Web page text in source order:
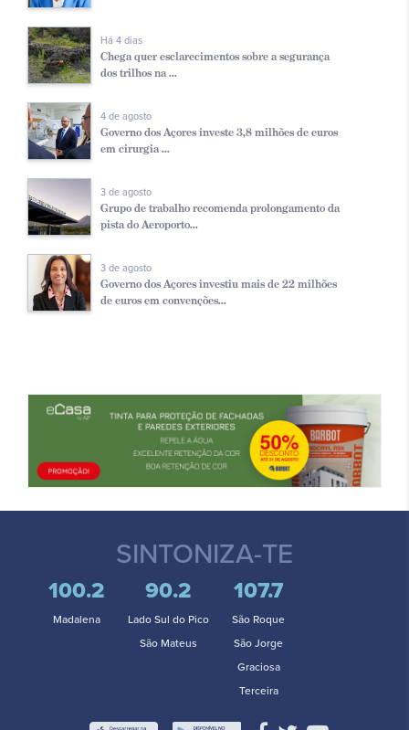
Há 4 dias
Chega quer esclarecimentos sobre a segurança
dos trilhos na ...
4 de agosto
Governo dos Açores investe 3,8 milhões de euros
em cirurgia ...
3 de agosto
Grupo de trabalho recomenda prolongamento da
pista do Aeroporto...
3 de agosto
Governo dos Açores investiu mais de 22 milhões
de euros em convenções...
SINTONIZA-TE
100.2
Madalena
90.2
Lado Sul do Pico
São Mateus
107.7
São Roque
São Jorge
Graciosa
Terceira